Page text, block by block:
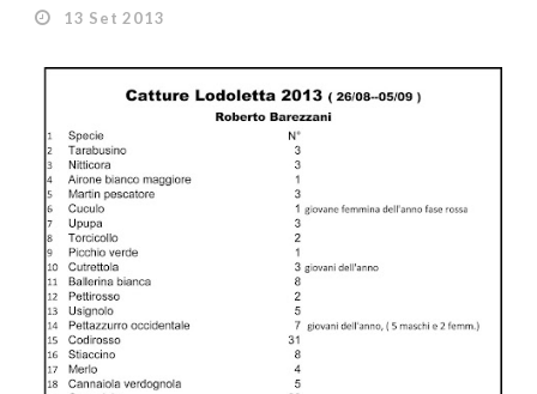
13 Set 2013